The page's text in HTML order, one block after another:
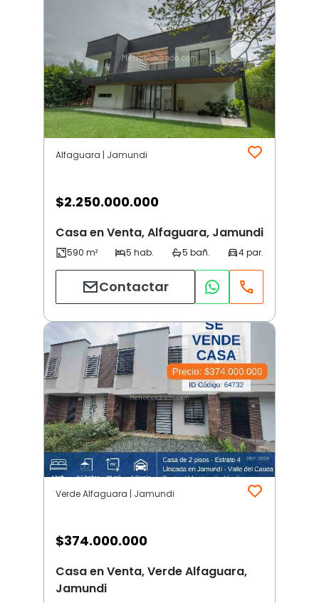
Alfaguara | Jamundi
$2.250.000.000
Casa en Venta, Alfaguara, Jamundi
Contactar
Verde Alfaguara | Jamundi
$374.000.000
Casa en Venta, Verde Alfaguara,
Jamundi